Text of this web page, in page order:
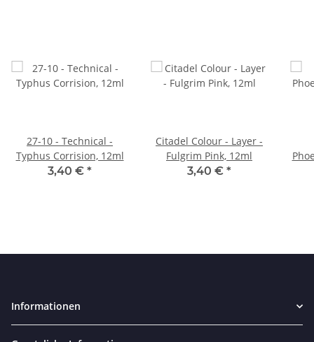
27-10 - Technical -
Typhus Corrision, 12ml
3,40 € *
Citadel Colour - Layer -
Fulgrim Pink, 12ml
3,40 € *
Informationen